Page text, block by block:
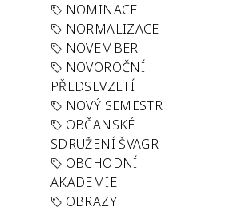
NOMINACE
NORMALIZACE
NOVEMBER
NOVOROČNÍ
PŘEDSEVZETÍ
NOVÝ SEMESTR
OBČANSKÉ
SDRUŽENÍ ŠVAGR
OBCHODNÍ
AKADEMIE
OBRAZY